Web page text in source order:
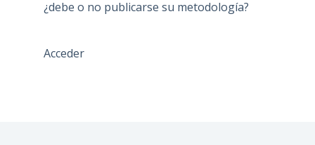
¿debe o no publicarse su metodología?
Acceder